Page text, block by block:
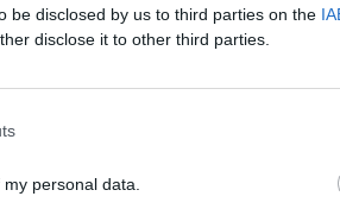
be disclosed by us to third parties on the
disclose it to other third parties.
personal data.